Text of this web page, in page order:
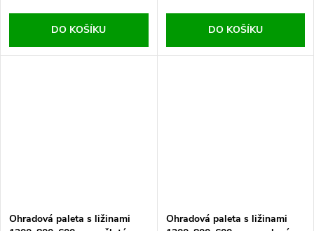
DO KOŠÍKU DO KOŠÍKU
Ohradová paleta s ližinami
Ohradová paleta s ližinami